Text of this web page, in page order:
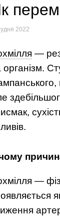
2022
—
організм.
—